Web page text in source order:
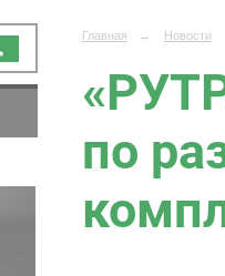
Главная → Новости
по